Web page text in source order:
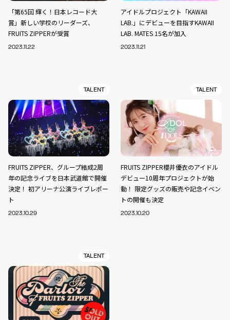
「第65回 輝く！日本レコード大
賞」新しい学校のリーダーズ、
FRUITS ZIPPERが受賞
2023.11.22
アイドルプロジェクト「KAWAII
LAB.」にデビューを目指すKAWAII
LAB. MATES 15名が加入
2023.11.21
TALENT
FRUITS ZIPPER、グループ結成2周
年の記念ライブを日本武道館で開催
決定！ 初アリーナ公演ライブレポー
ト
2023.10.29
TALENT
FRUITS ZIPPER櫻井優衣のアイドル
デビュー10周年プロジェクトが始
動！ 限定グッズの販売や記念イベン
トの開催も決定
2023.10.20
TALENT